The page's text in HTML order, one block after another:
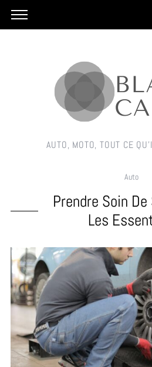
AUTO, MOTO, TOUT CE
Auto
Prendre Soin
Les